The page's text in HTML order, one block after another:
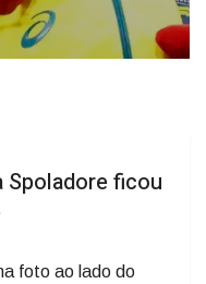
ficou
foto ao lado do